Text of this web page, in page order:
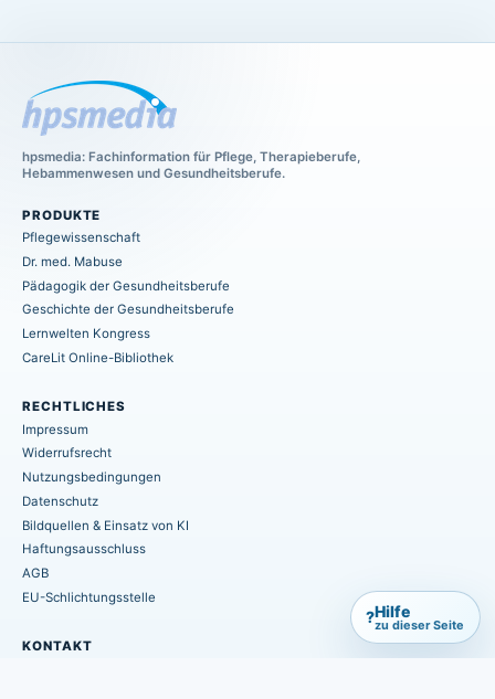
hpsmedia: Fachinformation für Pflege, Therapieberufe,
Hebammenwesen und Gesundheitsberufe.
PRODUKTE
Pflegewissenschaft
Dr. med. Mabuse
Pädagogik der Gesundheitsberufe
Geschichte der Gesundheitsberufe
Lernwelten Kongress
CareLit Online-Bibliothek
RECHTLICHES
Impressum
Widerrufsrecht
Nutzungsbedingungen
Datenschutz
Bildquellen & Einsatz von KI
Haftungsausschluss
AGB
EU-Schlichtungsstelle
KONTAKT
?Hilfe
zu dieser Seite